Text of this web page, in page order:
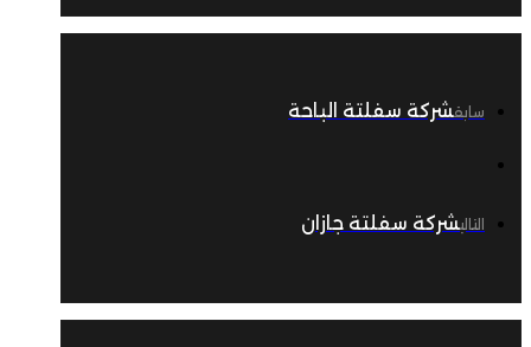
سابقشركة سفلتة الباحة
التاليشركة سفلتة جازان